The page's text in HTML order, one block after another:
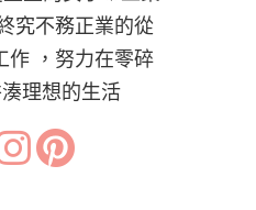
究不務正業的從
作 ，努力在零碎
理想的生活